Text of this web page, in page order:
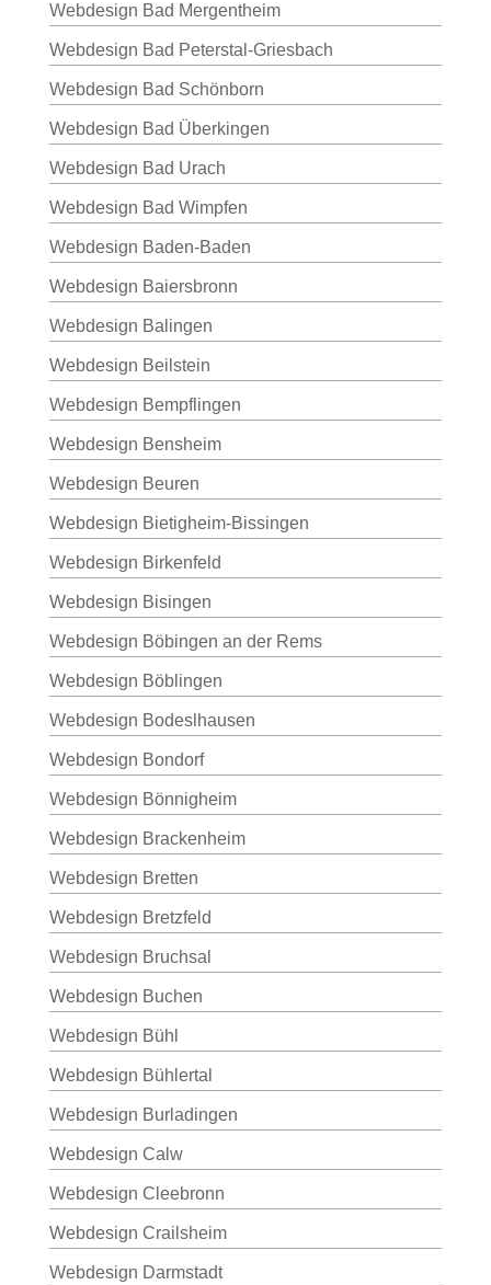
Webdesign Bad Mergentheim
Webdesign Bad Peterstal-Griesbach
Webdesign Bad Schönborn
Webdesign Bad Überkingen
Webdesign Bad Urach
Webdesign Bad Wimpfen
Webdesign Baden-Baden
Webdesign Baiersbronn
Webdesign Balingen
Webdesign Beilstein
Webdesign Bempflingen
Webdesign Bensheim
Webdesign Beuren
Webdesign Bietigheim-Bissingen
Webdesign Birkenfeld
Webdesign Bisingen
Webdesign Böbingen an der Rems
Webdesign Böblingen
Webdesign Bodeslhausen
Webdesign Bondorf
Webdesign Bönnigheim
Webdesign Brackenheim
Webdesign Bretten
Webdesign Bretzfeld
Webdesign Bruchsal
Webdesign Buchen
Webdesign Bühl
Webdesign Bühlertal
Webdesign Burladingen
Webdesign Calw
Webdesign Cleebronn
Webdesign Crailsheim
Webdesign Darmstadt